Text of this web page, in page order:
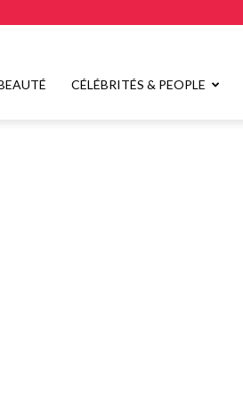
CÉLÉBRITÉS & PEOPLE